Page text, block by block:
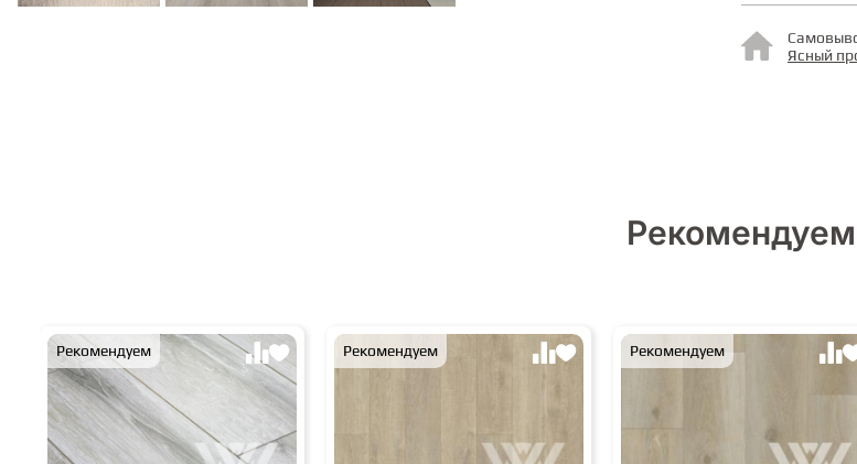
Ясный
Рекомендуем
Рекомендуем Рекомендуем Рекомендуем